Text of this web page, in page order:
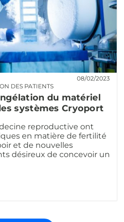
DES PATIENTS
08/02/2023
du matériel
systèmes Cryoport
reproductive ont
en matière de fertilité
et de nouvelles
désireux de concevoir un